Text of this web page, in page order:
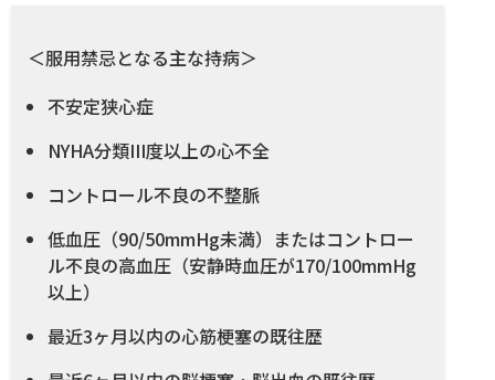
＜服用禁忌となる主な持病＞
不安定狭心症
NYHA分類III度以上の心不全
コントロール不良の不整脈
低血圧（90/50mmHg未満）またはコントロー
ル不良の高血圧（安静時血圧が170/100mmHg
以上）
最近3ヶ月以内の心筋梗塞の既往歴